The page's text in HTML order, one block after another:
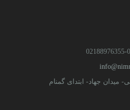
02188976355-
میدان جهاد- ابتدای گمنام